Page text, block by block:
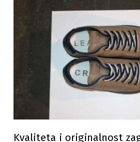
Kvaliteta i originalnost